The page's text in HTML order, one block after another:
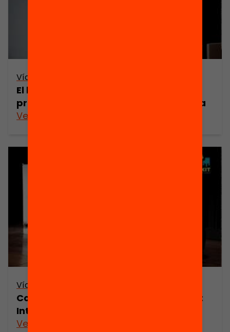
Vídeo
El benestar als centres i en el
professorat de l’educació a Catalunya
Veure’n més
Vídeo
Com eduquem a través de la lectura?:
Intercanvi d’experiències
Veure’n més